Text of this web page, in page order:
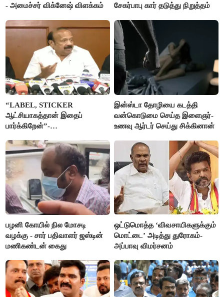
- அமைச்சர் விக்னேஷ் விளக்கம்
சேகர்பாபு கார் தடுத்து நிறுத்தம்
“LABEL, STICKER
ஆட்சியாகத்தான் இதைப்
பார்க்கிறேன்”-
இன்ஸ்டா தோழியை கடத்தி
வன்கொடுமை செய்த இளைஞர்-
உணவு ஆர்டர் செய்து சிக்கினான்
பழனி கோயில் நில மோசடி
வழக்கு - சார் பதிவாளர் ஜஸ்டின்
மணிகண்டன் கைது
ஒட்டுமொத்த ‘விவசாயிகளுக்கும்
மொட்டை’ அடித்து துரோகம்-
அப்பாவு விமர்சனம்